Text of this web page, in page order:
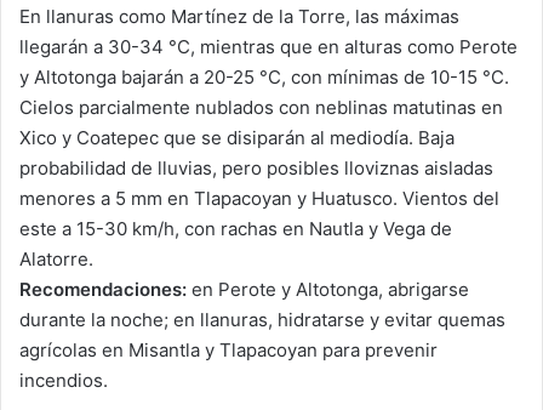
En llanuras como Martínez de la Torre, las máximas
llegarán a 30-34 °C, mientras que en alturas como Perote
y Altotonga bajarán a 20-25 °C, con mínimas de 10-15 °C.
Cielos parcialmente nublados con neblinas matutinas en
Xico y Coatepec que se disiparán al mediodía. Baja
probabilidad de lluvias, pero posibles lloviznas aisladas
menores a 5 mm en Tlapacoyan y Huatusco. Vientos del
este a 15-30 km/h, con rachas en Nautla y Vega de
Alatorre.
Recomendaciones: en Perote y Altotonga, abrigarse
durante la noche; en llanuras, hidratarse y evitar quemas
agrícolas en Misantla y Tlapacoyan para prevenir
incendios.